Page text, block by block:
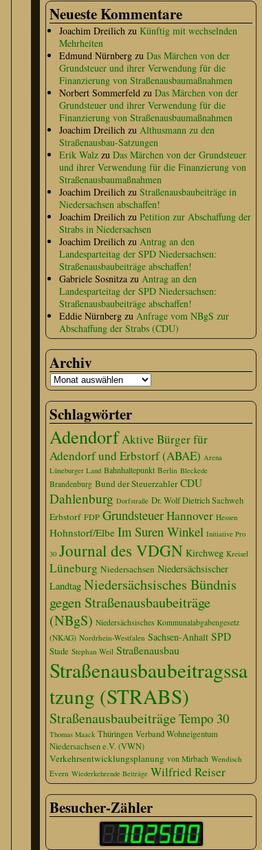
Neueste Kommentare
Joachim Dreilich zuKünftig mit wechselnden
Mehrheiten
Edmund Nürnberg zuDas Märchen von der
Grundsteuer und ihrer Verwendung für die
Finanzierung von Straßenausbaumaßnahmen
Norbert Sommerfeld zuDas Märchen von der
Grundsteuer und ihrer Verwendung für die
Finanzierung von Straßenausbaumaßnahmen
Joachim Dreilich zuAlthusmann zu den
Straßenausbau-Satzungen
Erik Walz zuDas Märchen von der Grundsteuer
und ihrer Verwendung für die Finanzierung von
Straßenausbaumaßnahmen
Joachim Dreilich zuStraßenausbaubeiträge in
Niedersachsen abschaffen!
Joachim Dreilich zuPetition zur Abschaffung der
Strabs in Niedersachsen
Joachim Dreilich zuAntrag an den
Landesparteitag der SPD Niedersachsen:
Straßenausbaubeiträge abschaffen!
Gabriele Sosnitza zuAntrag an den
Landesparteitag der SPD Niedersachsen:
Straßenausbaubeiträge abschaffen!
Eddie Nürnberg zuAnfrage vom NBgS zur
Abschaffung der Strabs (CDU)
Archiv
Schlagwörter
AdendorfAktive Bürger für
Adendorf und Erbstorf (ABAE) Arena
Lüneburger Land Bahnhaltepunkt Berlin Bleckede
Brandenburg Bund der Steuerzahler CDU
Dahlenburg Dorfstraße Dr. Wolf Dietrich Sachweh
Erbstorf FDP GrundsteuerHannover Hessen
Hohnstorf/Elbe Im Suren Winkel Initiative Pro
30 Journal des VDGN Kirchweg Kreisel
Lüneburg Niedersachsen Niedersächsischer
Landtag Niedersächsisches Bündnis
gegen Straßenausbaubeiträge
(NBgS) Niedersächsisches Kommunalabgabengesetz
(NKAG) Nordrhein-Westfalen Sachsen-Anhalt SPD
Stade Stephan Weil Straßenausbau
Straßenausbaubeitragssa
tzung (STRABS)
StraßenausbaubeiträgeTempo 30
Thomas Maack Thüringen Verband Wohneigentum
Niedersachsen e.V. (VWN)
Verkehrsentwicklungsplanung von Mirbach Wendisch
Evern Wiederkehrende Beiträge Wilfried Reiser
Besucher-Zähler